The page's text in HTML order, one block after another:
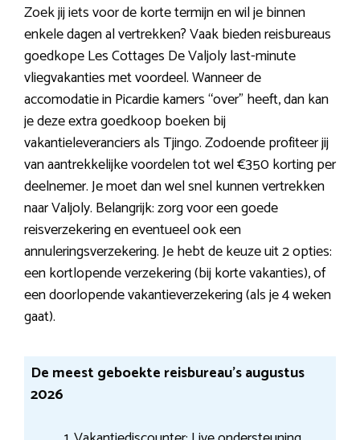
Zoek jij iets voor de korte termijn en wil je binnen
enkele dagen al vertrekken? Vaak bieden reisbureaus
goedkope Les Cottages De Valjoly last-minute
vliegvakanties met voordeel. Wanneer de
accomodatie in Picardie kamers “over” heeft, dan kan
je deze extra goedkoop boeken bij
vakantieleveranciers als Tjingo. Zodoende profiteer jij
van aantrekkelijke voordelen tot wel €350 korting per
deelnemer. Je moet dan wel snel kunnen vertrekken
naar Valjoly. Belangrijk: zorg voor een goede
reisverzekering en eventueel ook een
annuleringsverzekering. Je hebt de keuze uit 2 opties:
een kortlopende verzekering (bij korte vakanties), of
een doorlopende vakantieverzekering (als je 4 weken
gaat).
De meest geboekte reisbureau’s augustus
2026